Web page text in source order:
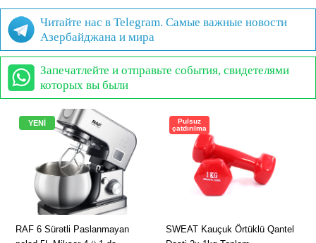
Читайте нас в Telegram. Самые важные новости
Азербайджана и мира
Запечатлейте и отправьте события, свидетелями
которых вы были